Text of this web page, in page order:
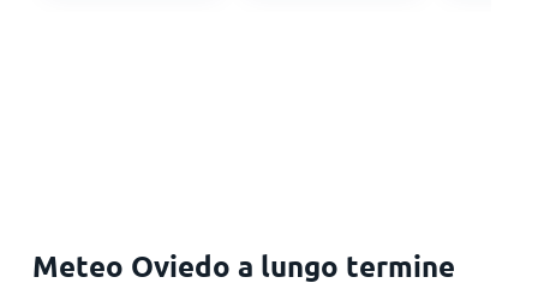
Meteo Oviedo a lungo termine